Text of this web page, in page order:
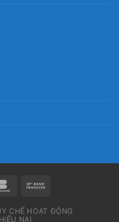
CHẾ HOẠT ĐỘNG
NẠI